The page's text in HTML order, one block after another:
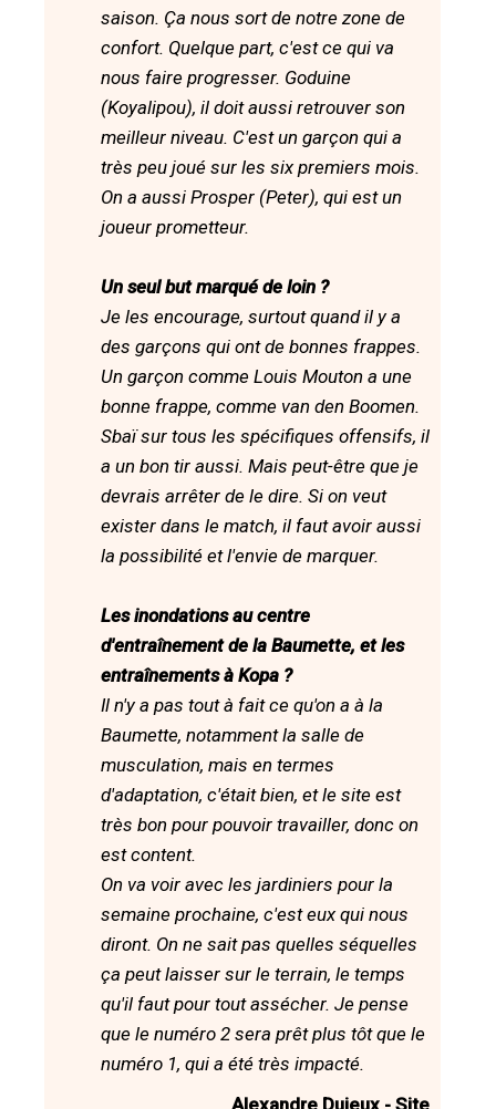
saison. Ça nous sort de notre zone de
confort. Quelque part, c'est ce qui va
nous faire progresser. Goduine
(Koyalipou), il doit aussi retrouver son
meilleur niveau. C'est un garçon qui a
très peu joué sur les six premiers mois.
On a aussi Prosper (Peter), qui est un
joueur prometteur.
Un seul but marqué de loin ?
Je les encourage, surtout quand il y a
des garçons qui ont de bonnes frappes.
Un garçon comme Louis Mouton a une
bonne frappe, comme van den Boomen.
Sbaï sur tous les spécifiques offensifs, il
a un bon tir aussi. Mais peut-être que je
devrais arrêter de le dire. Si on veut
exister dans le match, il faut avoir aussi
la possibilité et l'envie de marquer.
Les inondations au centre
d'entraînement de la Baumette, et les
entraînements à Kopa ?
Il n'y a pas tout à fait ce qu'on a à la
Baumette, notamment la salle de
musculation, mais en termes
d'adaptation, c'était bien, et le site est
très bon pour pouvoir travailler, donc on
est content.
On va voir avec les jardiniers pour la
semaine prochaine, c'est eux qui nous
diront. On ne sait pas quelles séquelles
ça peut laisser sur le terrain, le temps
qu'il faut pour tout assécher. Je pense
que le numéro 2 sera prêt plus tôt que le
numéro 1, qui a été très impacté.
Alexandre Dujeux - Site